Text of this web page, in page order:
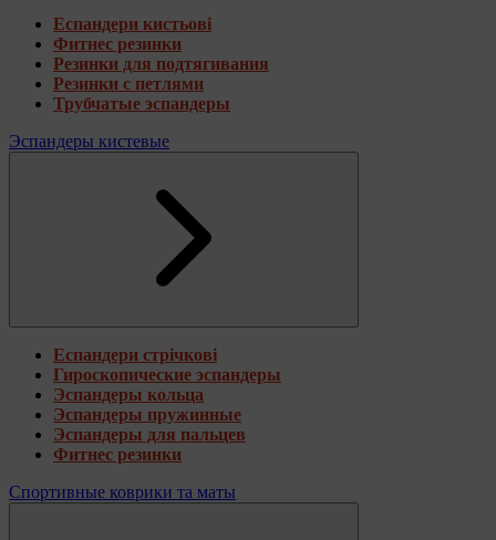
Еспандери кистьові
Фитнес резинки
Резинки для подтягивания
Резинки с петлями
Трубчатые эспандеры
Эспандеры кистевые
Еспандери стрічкові
Гироскопические эспандеры
Эспандеры кольца
Эспандеры пружинные
Эспандеры для пальцев
Фитнес резинки
Спортивные коврики та маты